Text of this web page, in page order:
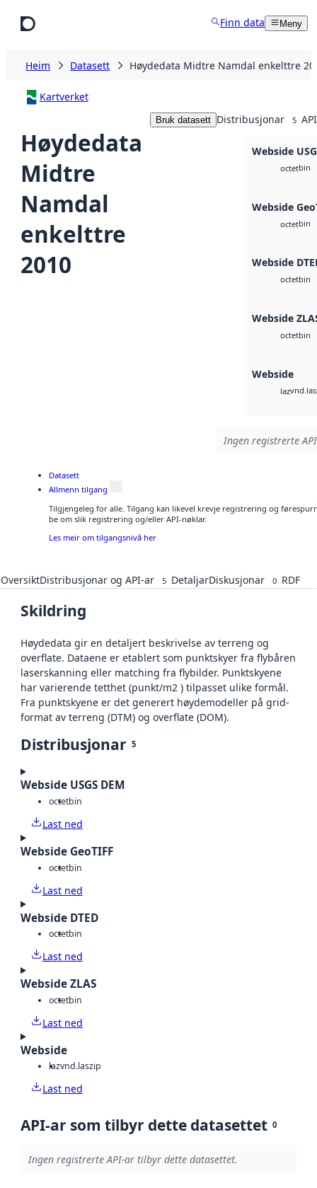
Finn data Meny
Heim Datasett Høydedata Midtre Namdal enkelttre
Kartverket
Høydedata
Midtre
Namdal
enkelttre
2010
Bruk datasett Distribusjonar 5
Webside
octetbin
Webside
octetbin
Webside
octetbin
Webside
octetbin
Webside
laz
Ingen registrerte
Datasett
Allmenn tilgang
Tilgjengeleg for alle. Tilgang kan likevel krevje registrering og
be om slik registrering og/eller API-nøklar.
Les meir om tilgangsnivå her
OversiktDistribusjonar og API-ar 5 DetaljarDiskusjonar 0 RDF
Skildring
Høydedata gir en detaljert beskrivelse av terreng og
overflate. Dataene er etablert som punktskyer fra flybåren
laserskanning eller matching fra flybilder. Punktskyene
har varierende tetthet (punkt/m2 ) tilpasset ulike formål.
Fra punktskyene er det generert høydemodeller på grid-
format av terreng (DTM) og overflate (DOM).
Distribusjonar 5
Webside USGS DEM
octetbin
Last ned
Webside GeoTIFF
octetbin
Last ned
Webside DTED
octetbin
Last ned
Webside ZLAS
octetbin
Last ned
Webside
lazvnd.laszip
Last ned
API-ar som tilbyr dette datasettet 0
Ingen registrerte API-ar tilbyr dette datasettet.